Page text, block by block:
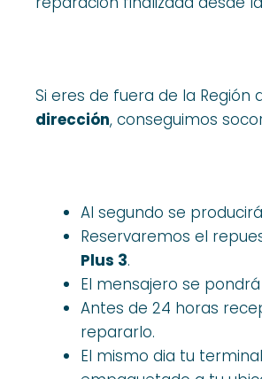
Si eres de fuera de la Región
dirección, conseguimos
Al segundo se
Reservaremos el
Plus 3.
El mensajero se
Antes de 24 horas
repararlo.
El mismo dia tu